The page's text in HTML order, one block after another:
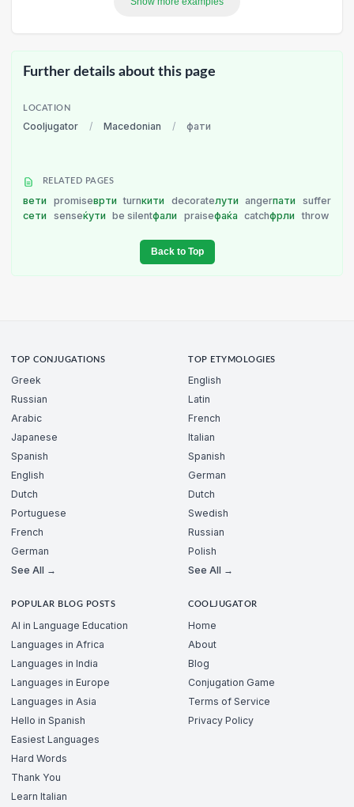
Further details about this page
LOCATION
Cooljugator / Macedonian / фати
RELATED PAGES
вети promiseврти turnкити decorateлути angerпати
suffer
сети
senseќути be silentфали praiseфаќа catchфрли throw
Back to Top
TOP CONJUGATIONS
Greek
Russian
Arabic
Japanese
Spanish
English
Dutch
Portuguese
French
German
See All →
TOP ETYMOLOGIES
English
Latin
French
Italian
Spanish
German
Dutch
Swedish
Russian
Polish
See All →
POPULAR BLOG POSTS
AI in Language Education
Languages in Africa
Languages in India
Languages in Europe
Languages in Asia
Hello in Spanish
Easiest Languages
Hard Words
Thank You
Learn Italian
COOLJUGATOR
Home
About
Blog
Conjugation Game
Terms of Service
Privacy Policy